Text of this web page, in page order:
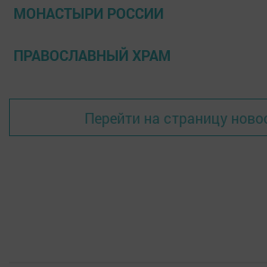
МОНАСТЫРИ РОССИИ
ПРАВОСЛАВНЫЙ ХРАМ
Перейти на страницу